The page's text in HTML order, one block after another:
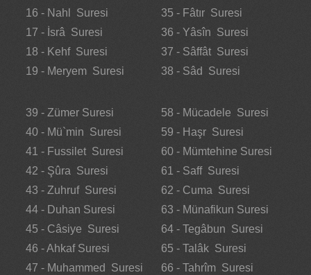
16 - Nahl Suresi
17 - İsrâ Suresi
18 - Kehf Suresi
19 - Meryem Suresi
35 - Fâtır Suresi
36 - Yâsîn Suresi
37 - Sâffât Suresi
38 - Sâd Suresi
39 - Zümer Suresi
40 - Mü`min Suresi
41 - Fussilet Suresi
42 - Şûra Suresi
43 - Zuhruf Suresi
44 - Duhan Suresi
45 - Câsiye Suresi
46 - Ahkaf Suresi
47 - Muhammed Suresi
58 - Mücadele Suresi
59 - Haşr Suresi
60 - Mümtehine Suresi
61 - Saff Suresi
62 - Cuma Suresi
63 - Münafikun Suresi
64 - Tegâbun Suresi
65 - Talâk Suresi
66 - Tahrîm Suresi